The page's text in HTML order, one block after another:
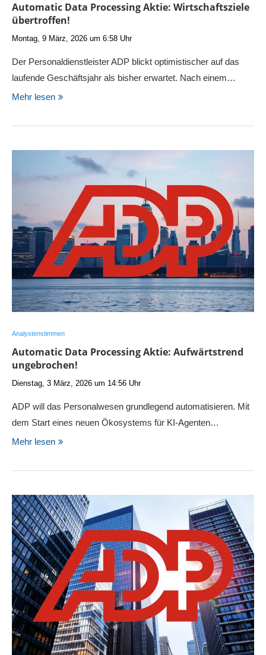
Automatic Data Processing Aktie: Wirtschaftsziele
übertroffen!
Montag, 9 März, 2026 um 6:58 Uhr
Der Personaldienstleister ADP blickt optimistischer auf das
laufende Geschäftsjahr als bisher erwartet. Nach einem…
Mehr lesen
Analystenstimmen
Automatic Data Processing Aktie: Aufwärtstrend
ungebrochen!
Dienstag, 3 März, 2026 um 14:56 Uhr
ADP will das Personalwesen grundlegend automatisieren. Mit
dem Start eines neuen Ökosystems für KI-Agenten…
Mehr lesen